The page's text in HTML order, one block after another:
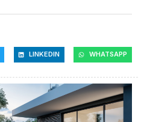
LINKEDIN WHATSAPP